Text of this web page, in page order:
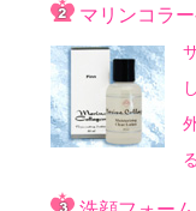
マリンコラ